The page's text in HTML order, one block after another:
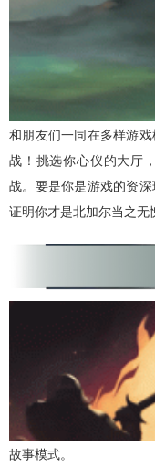
和朋友们一同在多样游
战！挑选你心仪的大厅
战。要是你是游戏的资
证明你才是北加尔当之无
故事模式。